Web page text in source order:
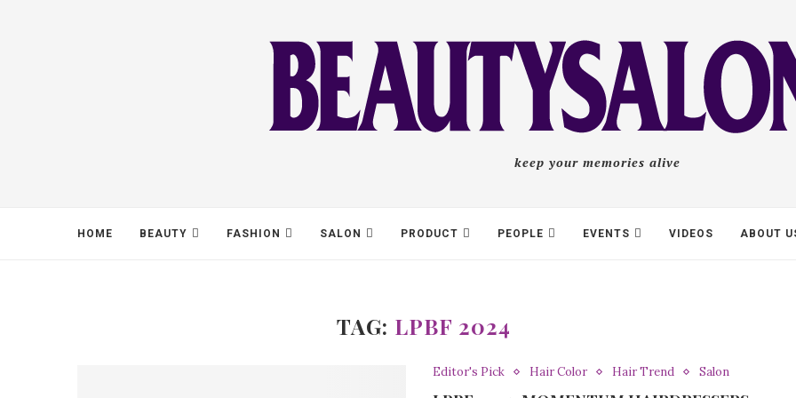
keep your memories alive
HOME BEAUTY FASHION SALON PRODUCT PEOPLE EVENTS VIDEOS ABOUT
TAG: LPBF 2024
Editor's Pick Hair Color Hair Trend Salon